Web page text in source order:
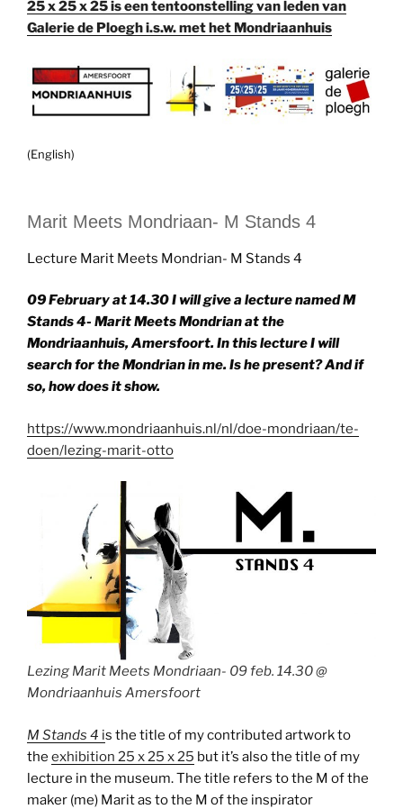
25 x 25 x 25 is een tentoonstelling van leden van
Galerie de Ploegh i.s.w. met het Mondriaanhuis
(English)
Marit Meets Mondriaan- M Stands 4
Lecture Marit Meets Mondrian- M Stands 4
09 February at 14.30 I will give a lecture named M
Stands 4- Marit Meets Mondrian at the
Mondriaanhuis, Amersfoort. In this lecture I will
search for the Mondrian in me. Is he present? And if
so, how does it show.
https://www.mondriaanhuis.nl/nl/doe-mondriaan/te-
doen/lezing-marit-otto
Lezing Marit Meets Mondriaan- 09 feb. 14.30 @
Mondriaanhuis Amersfoort
M Stands 4 is the title of my contributed artwork to
the exhibition 25 x 25 x 25 but it’s also the title of my
lecture in the museum. The title refers to the M of the
maker (me) Marit as to the M of the inspirator